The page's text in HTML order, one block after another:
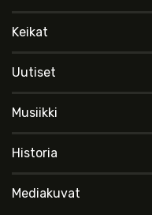
Keikat
Uutiset
Musiikki
Historia
Mediakuvat